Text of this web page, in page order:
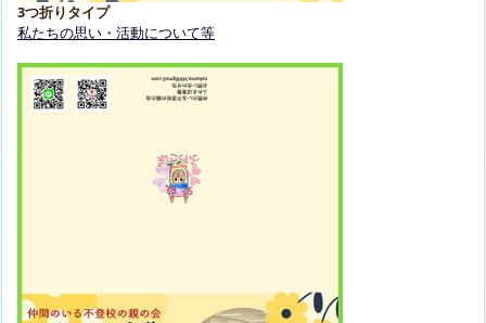
3つ折りタイプ
私たちの思い・活動について等